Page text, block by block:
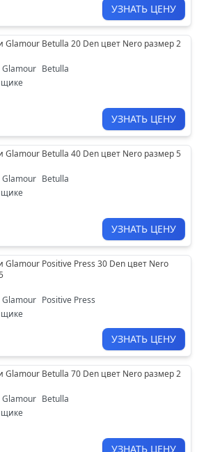
УЗНАТЬ ЦЕНУ
Glamour Betulla 20 Den цвет Nero размер 2
Glamour Betulla
УЗНАТЬ ЦЕНУ
Glamour Betulla 40 Den цвет Nero размер 5
Glamour Betulla
УЗНАТЬ ЦЕНУ
Glamour Positive Press 30 Den цвет Nero
Glamour Positive Press
УЗНАТЬ ЦЕНУ
Glamour Betulla 70 Den цвет Nero размер 2
Glamour Betulla
УЗНАТЬ ЦЕНУ